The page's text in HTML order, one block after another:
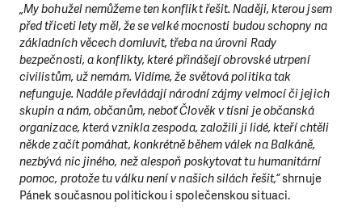
„My bohužel nemůžeme ten konflikt řešit. Naději, kterou jsem
před třiceti lety měl, že se velké mocnosti budou schopny na
základních věcech domluvit, třeba na úrovni Rady
bezpečnosti, a konflikty, které přinášejí obrovské utrpení
civilistům, už nemám. Vidíme, že světová politika tak
nefunguje. Nadále převládají národní zájmy velmocí či jejich
skupin a nám, občanům, neboť Člověk v tísni je občanská
organizace, která vznikla zespoda, založili ji lidé, kteří chtěli
někde začít pomáhat, konkrétně během válek na Balkáně,
nezbývá nic jiného, než alespoň poskytovat tu humanitární
pomoc, protože tu válku není v našich silách řešit,“shrnuje
Pánek současnou politickou i společenskou situaci.